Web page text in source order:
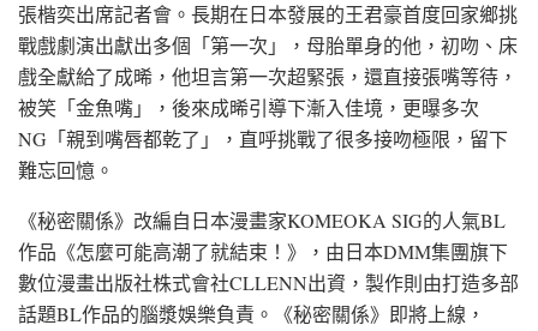
張楷奕出席記者會。長期在日本發展的王君豪首度回家鄉挑
戰戲劇演出獻出多個「第一次」，母胎單身的他，初吻、床
戲全獻給了成晞，他坦言第一次超緊張，還直接張嘴等待，
被笑「金魚嘴」，後來成晞引導下漸入佳境，更曝多次
NG「親到嘴唇都乾了」，直呼挑戰了很多接吻極限，留下
難忘回憶。
《秘密關係》改編自日本漫畫家KOMEOKA SIG的人氣BL
作品《怎麼可能高潮了就結束！》，由日本DMM集團旗下
數位漫畫出版社株式會社CLLENN出資，製作則由打造多部
話題BL作品的腦漿娛樂負責。《秘密關係》即將上線，